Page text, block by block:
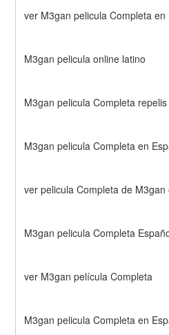
ver M3gan pelicula Completa en
M3gan pelicula online latino
M3gan pelicula Completa repelis
M3gan pelicula Completa en
ver pelicula Completa de M3gan
M3gan pelicula Completa
ver M3gan película Completa
M3gan pelicula Completa en